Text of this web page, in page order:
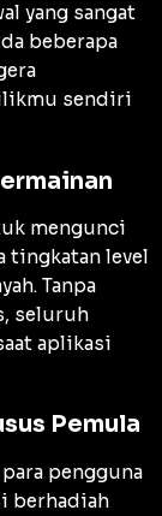
yang sangat
beberapa
sendiri
mengunci
tingkatan level
Tanpa
seluruh
aplikasi
Pemula
pengguna
berhadiah